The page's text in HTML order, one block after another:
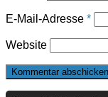
E-Mail-Adresse *
Website